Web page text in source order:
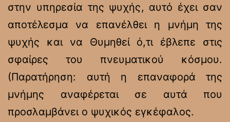
στην υπηρεσία της ψυχής, αυτό έχει σαν
αποτέλεσμα να επανέλθει η μνήμη της
ψυχής και να Θυμηθεί ό,τι έβλεπε στις
σφαίρες του πνευματικού κόσμου.
(Παρατήρηση: αυτή η επαναφορά της
μνήμης αναφέρεται σε αυτά που
προσλαμβάνει ο ψυχικός εγκέφαλος.